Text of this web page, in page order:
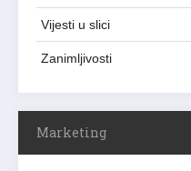
Vijesti u slici
Zanimljivosti
Marketing